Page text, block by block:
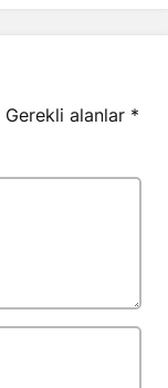
Gerekli alanlar *